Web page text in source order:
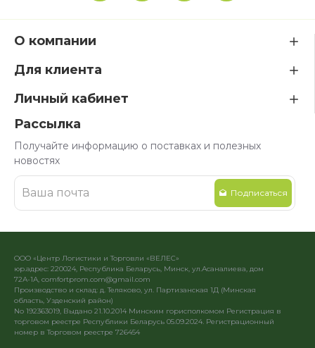
О компании
Для клиента
Личный кабинет
Рассылка
Получайте информацию о поставках и полезных
новостях
Подписаться
ООО «Центр Логистики и Торговли «ВЕЛЕС»
юр.адрес: 220024, Республика Беларусь, Минск, ул.Асаналиева, дом
72А-1А, comfortprom.com@gmail.com
Производство и склад: д. Теляково, ул. Партизанская 1Д (Минская
область, Узденский район)
No 192363019, Выдано 21.10.2014 Минским горисполкомом Регистрация в
торговом реестре Республики Беларусь 05.09.2024. Регистрационный
номер в Торговом реестре 726454